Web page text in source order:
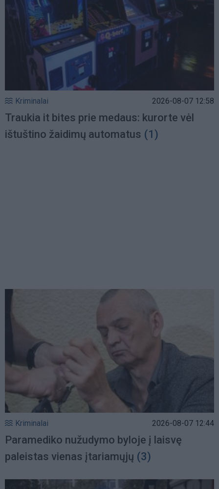
Kriminalai 2026-08-07 12:58
Traukia it bites prie medaus: kurorte vėl
ištuštino žaidimų automatus (1)
Kriminalai 2026-08-07 12:44
Paramediko nužudymo byloje į laisvę
paleistas vienas įtariamųjų (3)